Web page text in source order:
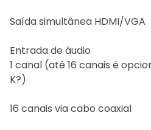
Saída simultânea HDMI/VGA
Entrada de áudio
1 canal (até 16 canais é
K?)
16 canais via cabo coaxial